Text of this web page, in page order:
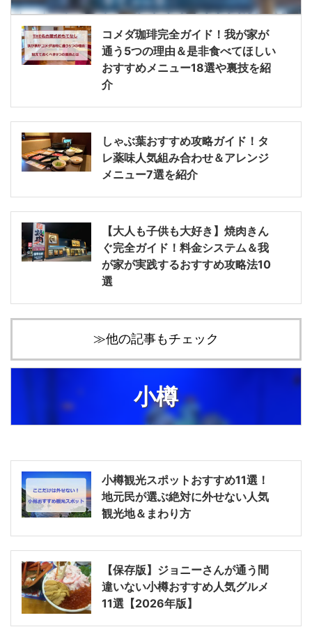
コメダ珈琲完全ガイド！我が家が
通う5つの理由＆是非食べてほしい
おすすめメニュー18選や裏技を紹
介
しゃぶ葉おすすめ攻略ガイド！タ
レ薬味人気組み合わせ＆アレンジ
メニュー7選を紹介
【大人も子供も大好き】焼肉きん
ぐ完全ガイド！料金システム＆我
が家が実践するおすすめ攻略法10
選
≫他の記事もチェック
小樽
小樽観光スポットおすすめ11選！
地元民が選ぶ絶対に外せない人気
観光地＆まわり方
【保存版】ジョニーさんが通う間
違いない小樽おすすめ人気グルメ
11選【2026年版】